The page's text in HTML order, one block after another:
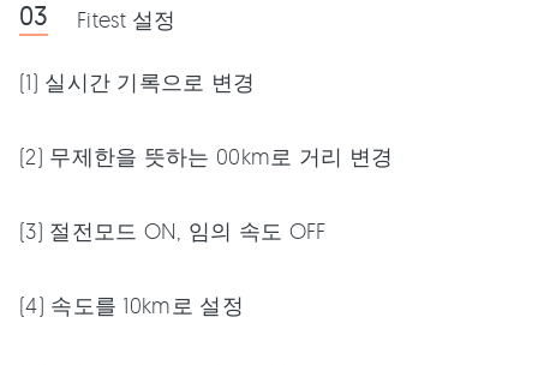
Fitest 설정
(1) 실시간 기록으로 변경
(2) 무제한을 뜻하는 00km로 거리 변경
(3) 절전모드 ON, 임의 속도 OFF
(4) 속도를 10km로 설정